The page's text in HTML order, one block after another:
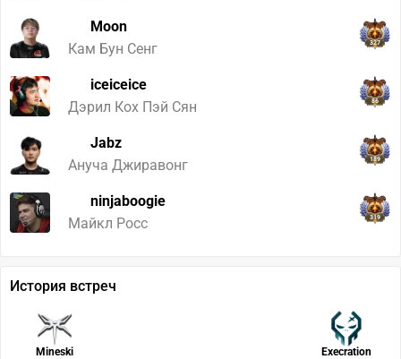
Moon
Кам Бун Сенг
327
iceiceice
Дэрил Кох Пэй Сян
86
Jabz
Ануча Джиравонг
189
ninjaboogie
Майкл Росс
319
История встреч
Mineski Execration